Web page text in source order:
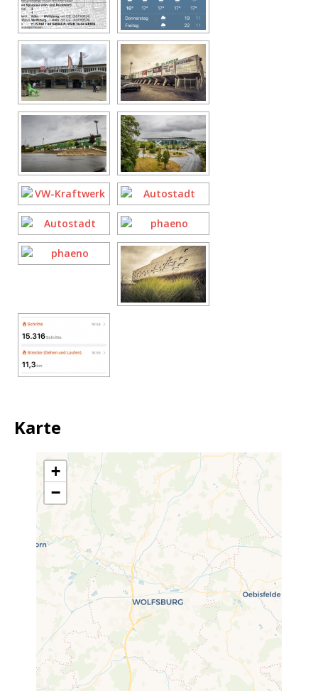
Karte
Travelers' Map wird geladen …
Wenn du dies siehst, nachdem
deine Seite vollständig geladen
wurde, fehlen leafletJS-
Dateien.
+
−